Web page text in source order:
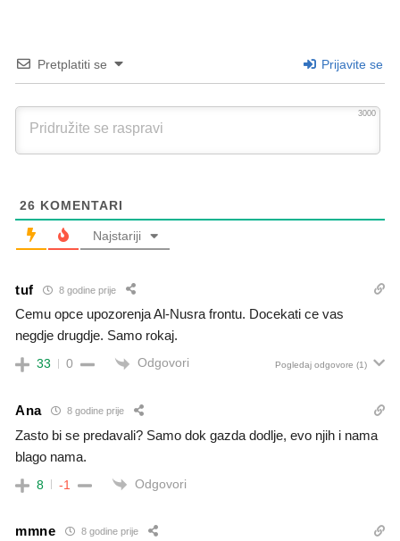
Pretplatiti se Prijavite se
3000
26 KOMENTARI
Najstariji
tuf 8 godine prije
Cemu opce upozorenja Al-Nusra frontu. Docekati ce vas
negdje drugdje. Samo rokaj.
33 0 Odgovori Pogledaj odgovore (1)
Ana 8 godine prije
Zasto bi se predavali? Samo dok gazda dodlje, evo njih i nama
blago nama.
8 -1 Odgovori
mmne 8 godine prije